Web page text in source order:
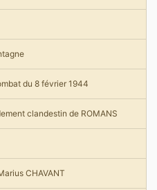
du 8 février 1944
clandestin de ROMANS
CHAVANT